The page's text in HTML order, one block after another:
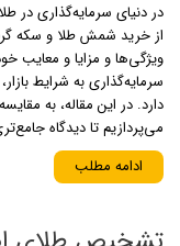
در دنیای سرمایه‌گذاری در
از خرید شمش طلا و سکه
ویژگی‌ها و مزایا و معایب
سرمایه‌گذاری به شرایط
دارد. در این مقاله، به
می‌پردازیم تا دیدگاه
ادامه مطلب